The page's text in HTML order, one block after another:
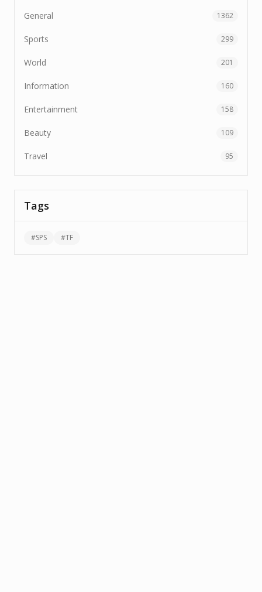
General 1362
Sports 299
World 201
Information 160
Entertainment 158
Beauty 109
Travel 95
Tags
#SPS #TF